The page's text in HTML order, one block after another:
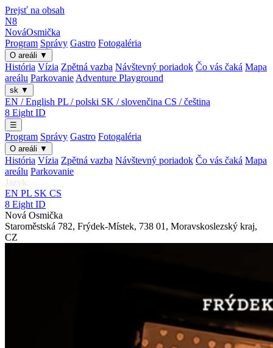
Prejsť na obsah
N8
NováOsmička
Program Správy Gastro Fotogaléria
O areáli ▼
História Vízia Zpětná vazba Návštevný poriadok Čo vás čaká Mapa
areálu Parkovanie Adventure Playground
sk ▼
EN / English PL / polski SK / slovenčina CS / čeština
8 Eight ID
☰
Program Správy Gastro Fotogaléria
O areáli ▼
História Vízia Zpětná vazba Návštevný poriadok Čo vás čaká Mapa
areálu Parkovanie
Jazyk:
EN PL SK CS
8 Eight ID
Nová Osmička
Staroměstská 782, Frýdek-Místek, 738 01 , Moravskoslezský kraj,
CZ